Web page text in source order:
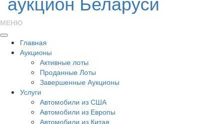
МЕНЮ
Главная
Аукционы
Активные лоты
Проданные Лоты
Завершенные Аукционы
Услуги
Автомобили из США
Автомобили из Европы
Автомобили из Китая